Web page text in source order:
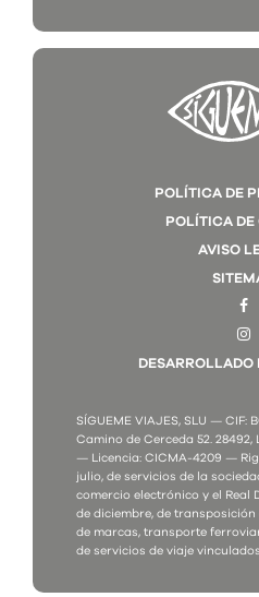
POLÍTICA DE
POLÍTICA DE
AVISO
DESARROLLADO
SÍGUEME VIAJES, SLU — CIF:
Camino de Cerceda 52.
— Licencia: CICMA-4209 —
julio, de servicios de la
comercio electrónico y el Real
de diciembre, de
de marcas, transporte
de servicios de viaje